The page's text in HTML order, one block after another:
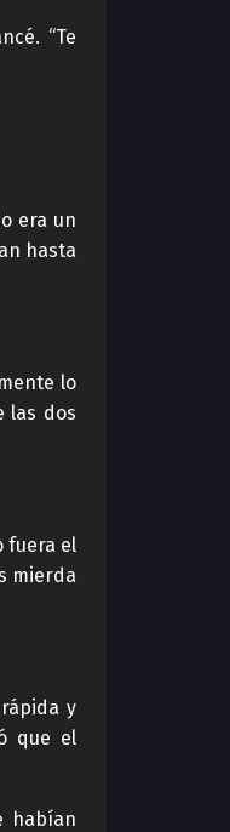
“Te
era un
hasta
lo
las dos
fuera el
mierda
y
que el
habían